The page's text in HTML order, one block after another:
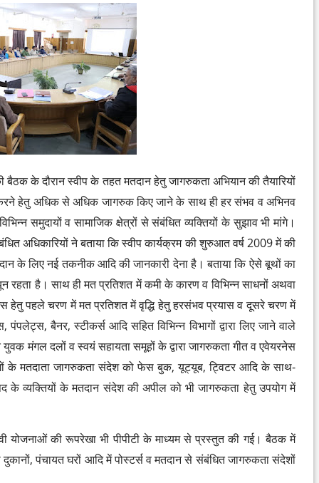
के दौरान स्वीप के तहत मतदान हेतु जागरुकता अभियान की तैयारियों
करने हेतु अधिक से अधिक जागरुक किए जाने के साथ ही हर संभव व अभिनव
समुदायों व सामाजिक क्षेत्रों से संबंधित व्यक्तियों के सुझाव भी मांगे।
अधिकारियों ने बताया कि स्वीप कार्यक्रम की शुरुआत वर्ष 2009 में की
के लिए नई तकनीक आदि की जानकारी देना है। बताया कि ऐसे बूथों का
रहता है। साथ ही मत प्रतिशत में कमी के कारण व विभिन्न साधनों अथवा
हेतु पहले चरण में मत प्रतिशत में वृद्धि हेतु हरसंभव प्रयास व दूसरे चरण में
बैनर, स्टीकर्स आदि सहित विभिन्न विभागों द्वारा लिए जाने वाले
युवक मंगल दलों व स्वयं सहायता समूहों के द्वारा जागरुकता गीत व एवेयरनेस
के मतदाता जागरुकता संदेश को फेस बुक, यूट्यूब, ट्विटर आदि के साथ-
के व्यक्तियों के मतदान संदेश की अपील को भी जागरुकता हेतु उपयोग में
योजनाओं की रूपरेखा भी पीपीटी के माध्यम से प्रस्तुत की गई। बैठक में
पंचायत घरों आदि में पोस्टर्स व मतदान से संबंधित जागरुकता संदेशों